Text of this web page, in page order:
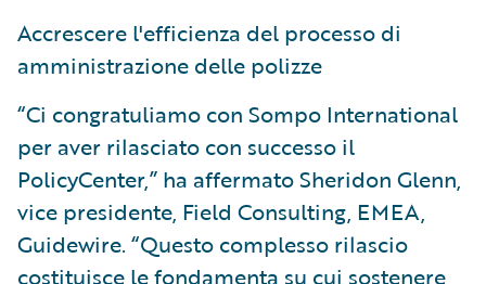
Accrescere l'efficienza del processo di
amministrazione delle polizze
“Ci congratuliamo con Sompo International
per aver rilasciato con successo il
PolicyCenter,” ha affermato Sheridon Glenn,
vice presidente, Field Consulting, EMEA,
Guidewire. “Questo complesso rilascio
costituisce le fondamenta su cui sostenere